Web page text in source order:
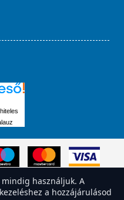
használjuk. A
a hozzájárulásod